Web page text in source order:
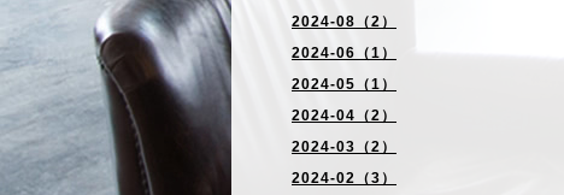
2024-08（2）
2024-06（1）
2024-05（1）
2024-04（2）
2024-03（2）
2024-02（3）